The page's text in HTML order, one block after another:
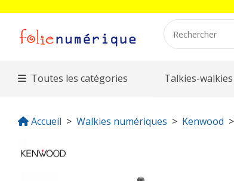
Toutes les catégories Talkies-walkies
Accueil Walkies numériques Kenwood